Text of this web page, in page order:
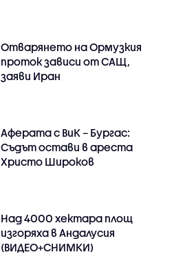
Отварянето на Ормузкия
проток зависи от САЩ,
заяви Иран
Аферата с ВиК – Бургас:
Съдът остави в ареста
Христо Широков
Над 4000 хектара площ
изгоряха в Андалусия
(ВИДЕО+СНИМКИ)